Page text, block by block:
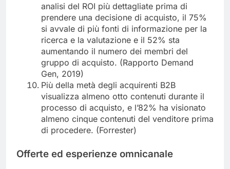
analisi del ROI più dettagliate prima di
prendere una decisione di acquisto, il 75%
si avvale di più fonti di informazione per la
ricerca e la valutazione e il 52% sta
aumentando il numero dei membri del
gruppo di acquisto. (Rapporto Demand
Gen, 2019)
Più della metà degli acquirenti B2B
visualizza almeno otto contenuti durante il
processo di acquisto, e l’82% ha visionato
almeno cinque contenuti del venditore prima
di procedere. (Forrester)
Offerte ed esperienze omnicanale